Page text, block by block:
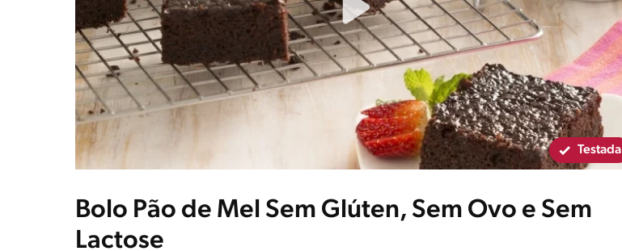
Testada
Bolo Pão de Mel Sem Glúten, Sem Ovo e Sem
Lactose